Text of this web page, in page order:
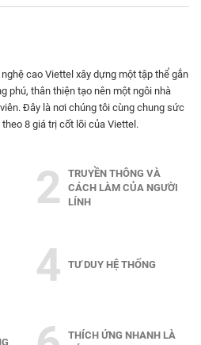
cao Viettel xây dựng một tập thể gắn
phú, thân thiện tạo nên một ngôi nhà
Đây là nơi chúng tôi cùng chung sức
8 giá trị cốt lõi của Viettel.
2
TRUYỀN THÔNG VÀ
CÁCH LÀM CỦA NGƯỜI
LÍNH
4 TƯ DUY HỆ THỐNG
THÍCH ỨNG NHANH LÀ